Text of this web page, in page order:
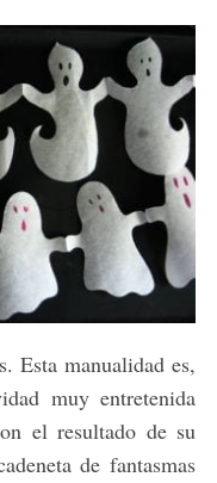
Esta manualidad es,
muy entretenida
el resultado de su
de fantasmas